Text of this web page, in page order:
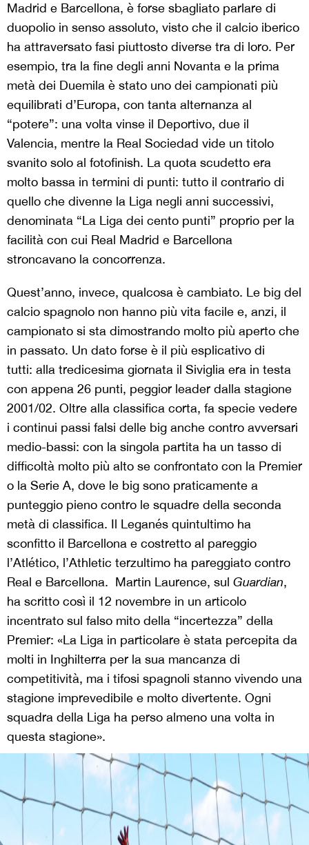
Madrid e Barcellona, è forse sbagliato parlare di
duopolio in senso assoluto, visto che il calcio iberico
ha attraversato fasi piuttosto diverse tra di loro. Per
esempio, tra la fine degli anni Novanta e la prima
metà dei Duemila è stato uno dei campionati più
equilibrati d’Europa, con tanta alternanza al
“potere”: una volta vinse il Deportivo, due il
Valencia, mentre la Real Sociedad vide un titolo
svanito solo al fotofinish. La quota scudetto era
molto bassa in termini di punti: tutto il contrario di
quello che divenne la Liga negli anni successivi,
denominata “La Liga dei cento punti” proprio per la
facilità con cui Real Madrid e Barcellona
stroncavano la concorrenza.
Quest’anno, invece, qualcosa è cambiato. Le big del
calcio spagnolo non hanno più vita facile e, anzi, il
campionato si sta dimostrando molto più aperto che
in passato. Un dato forse è il più esplicativo di
tutti: alla tredicesima giornata il Siviglia era in testa
con appena 26 punti, peggior leader dalla stagione
2001/02. Oltre alla classifica corta, fa specie vedere
i continui passi falsi delle big anche contro avversari
medio-bassi: con la singola partita ha un tasso di
difficoltà molto più alto se confrontato con la Premier
o la Serie A, dove le big sono praticamente a
punteggio pieno contro le squadre della seconda
metà di classifica. Il Leganés quintultimo ha
sconfitto il Barcellona e costretto al pareggio
l’Atlético, l’Athletic terzultimo ha pareggiato contro
Real e Barcellona. Martin Laurence, sul Guardian,
ha scritto così il 12 novembre in un articolo
incentrato sul falso mito della “incertezza” della
Premier: «La Liga in particolare è stata percepita da
molti in Inghilterra per la sua mancanza di
competitività, ma i tifosi spagnoli stanno vivendo una
stagione imprevedibile e molto divertente. Ogni
squadra della Liga ha perso almeno una volta in
questa stagione».